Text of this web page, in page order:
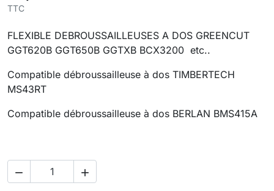
TTC
FLEXIBLE DEBROUSSAILLEUSES A DOS GREENCUT
GGT620B GGT650B GGTXB BCX3200 etc..
Compatible débroussailleuse à dos TIMBERTECH
MS43RT
Compatible débroussailleuse à dos BERLAN BMS415A
 